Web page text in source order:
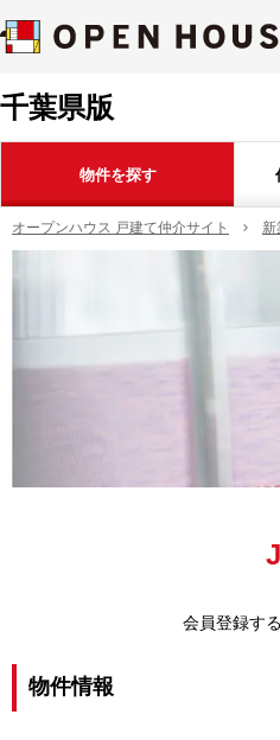
千葉県版
物件を探す
オープンハウス 戸建て仲介サイト 新
会員登録す
物件情報